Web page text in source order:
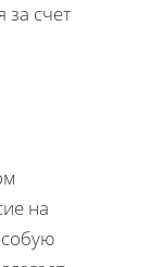
за счет
на